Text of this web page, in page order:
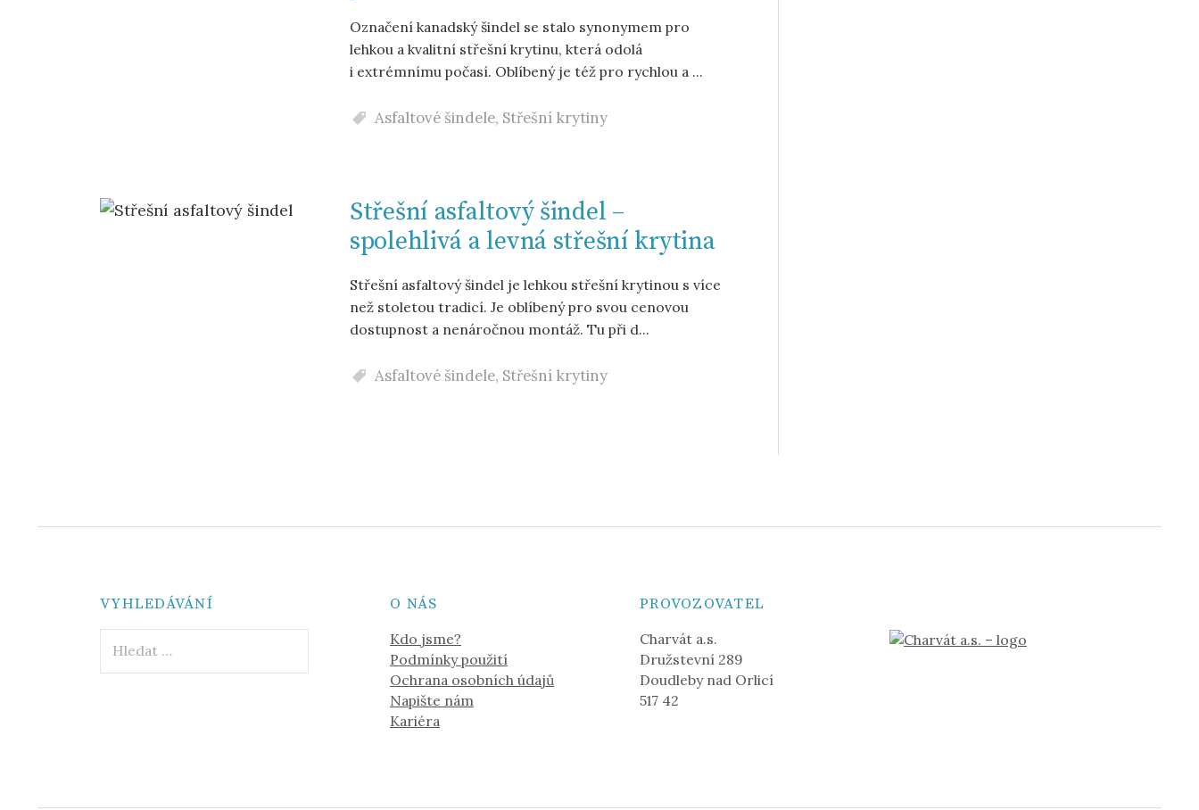
Označení kanadský šindel se stalo synonymem pro
lehkou a kvalitní střešní krytinu, která odolá
i extrémnímu počasí. Oblíbený je též pro rychlou a ...
Asfaltové šindele, Střešní krytiny
Střešní asfaltový šindel –
spolehlivá a levná střešní krytina
Střešní asfaltový šindel je lehkou střešní krytinou s více
než stoletou tradicí. Je oblíbený pro svou cenovou
dostupnost a nenáročnou montáž. Tu při d...
Asfaltové šindele, Střešní krytiny
VYHLEDÁVÁNÍ O NÁS
Kdo jsme?
Podmínky použití
Ochrana osobních údajů
Napište nám
Kariéra
PROVOZOVATEL
Charvát a.s.
Družstevní 289
Doudleby nad Orlicí
517 42